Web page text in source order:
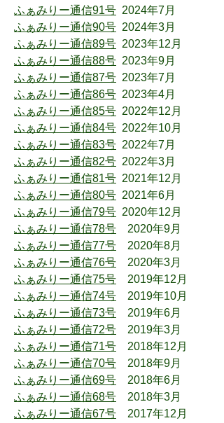
ふぁみりー通信91号 2024年7月
ふぁみりー通信90号 2024年3月
ふぁみりー通信89号 2023年12月
ふぁみりー通信88号 2023年9月
ふぁみりー通信87号 2023年7月
ふぁみりー通信86号 2023年4月
ふぁみりー通信85号 2022年12月
ふぁみりー通信84号 2022年10月
ふぁみりー通信83号 2022年7月
ふぁみりー通信82号 2022年3月
ふぁみりー通信81号 2021年12月
ふぁみりー通信80号 2021年6月
ふぁみりー通信79号 2020年12月
ふぁみりー通信78号 2020年9月
​ふぁみりー通信77号 2020年8月
ふぁみりー通信76号 2020年3月
ふぁみりー通信75号 2019年12月
ふぁみりー通信74号 2019年10月
ふぁみりー通信73号 2019年6月
ふぁみりー通信72号 2019年3月
ふぁみりー通信71号 2018年12月
ふぁみりー通信70号 2018年9月
ふぁみりー通信69号 2018年6月
ふぁみりー通信68号 2018年3月
ふぁみりー通信67号 2017年12月